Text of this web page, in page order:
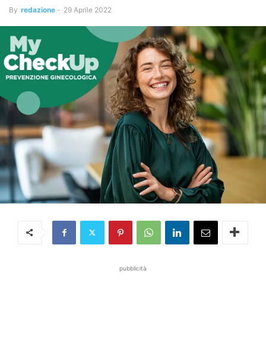
By redazione - 29 Aprile 2022
pubblicità